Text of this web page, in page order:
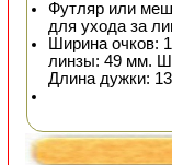
Футляр или
для ухода за
Ширина очков:
линзы: 49 мм.
Длина дужки: